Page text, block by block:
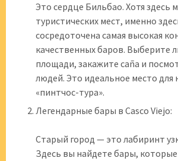
Это сердце Бильбао. Хотя здесь
туристических мест, именно
сосредоточена самая высокая
качественных баров. Выберите
площади, закажите caña и
людей. Это идеальное место для
«пинтчос-тура».
Легендарные бары в Casco Viejo:
Старый город — это лабиринт
Здесь вы найдете бары,